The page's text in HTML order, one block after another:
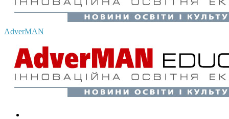
AdverMAN